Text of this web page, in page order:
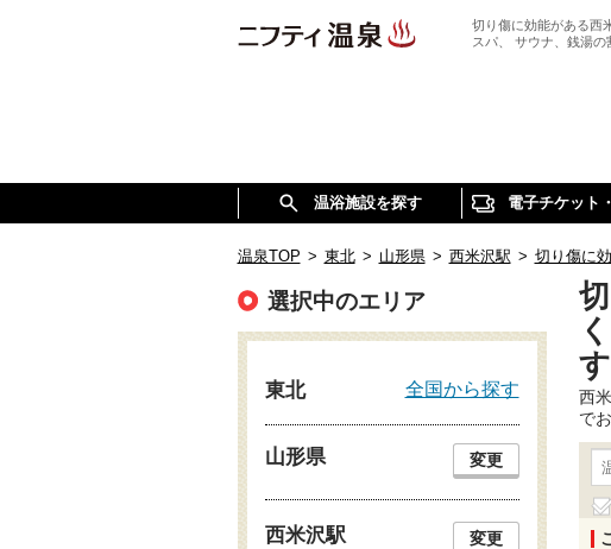
切り傷に効能がある西
スパ、 サウナ、銭湯
温浴施設を探す 電子チケット
温泉TOP > 東北 > 山形県 > 西米沢駅 > 切り傷に
西
で
選択中のエリア
東北 全国から探す
山形県 変更
西米沢駅 変更